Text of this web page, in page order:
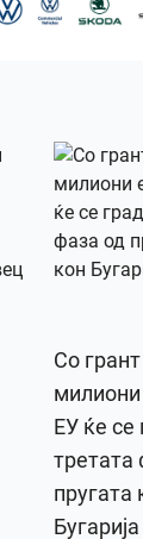
Со
ЕУ ќе се
третата
пругата
Бугарија